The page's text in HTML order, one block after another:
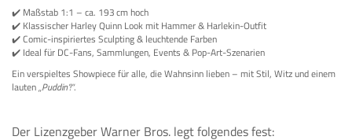
✔️ Maßstab 1:1 – ca. 193 cm hoch
✔️ Klassischer Harley Quinn Look mit Hammer & Harlekin-Outfit
✔️ Comic-inspiriertes Sculpting & leuchtende Farben
✔️ Ideal für DC-Fans, Sammlungen, Events & Pop-Art-Szenarien
Ein verspieltes Showpiece für alle, die Wahnsinn lieben – mit Stil, Witz und einem
lauten„Puddin’!“.
Der Lizenzgeber Warner Bros. legt folgendes fest: